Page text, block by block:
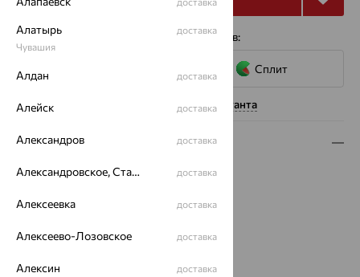
4 платежа по 3 235 с помощью сервисов:
Сплит
Нужна помощь консультанта
Описание
Вид изделия:декоративные
Металл:Золото
Страна происхождения:
РОССИЯ
Алатырь
Чувашия
доставка
Алдан доставка
Алейск доставка
Александров доставка
Александровское, Ставропольский край доставка
Алексеевка доставка
Алексеево-Лозовское доставка
Алексин доставка